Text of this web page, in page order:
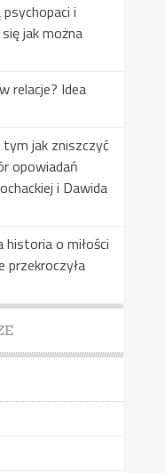
i
jak można
relacje? Idea
jak zniszczyć
opowiadań
i Dawida
historia o miłości
przekroczyła